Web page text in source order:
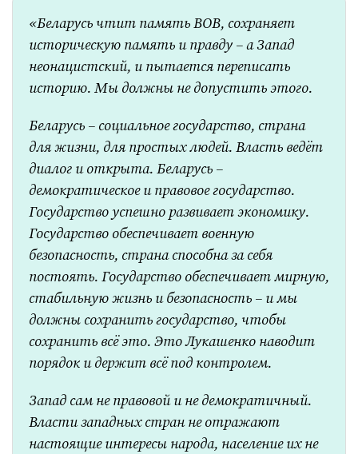
«Беларусь чтит память ВОВ, сохраняет
историческую память и правду – а Запад
неонацистский, и пытается переписать
историю. Мы должны не допустить этого.
Беларусь – социальное государство, страна
для жизни, для простых людей. Власть ведёт
диалог и открыта. Беларусь –
демократическое и правовое государство.
Государство успешно развивает экономику.
Государство обеспечивает военную
безопасность, страна способна за себя
постоять. Государство обеспечивает мирную,
стабильную жизнь и безопасность – и мы
должны сохранить государство, чтобы
сохранить всё это. Это Лукашенко наводит
порядок и держит всё под контролем.
Запад сам не правовой и не демократичный.
Власти западных стран не отражают
настоящие интересы народа, население их не